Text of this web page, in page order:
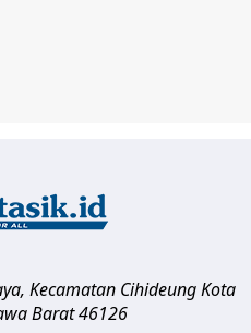
Kecamatan CihideungKota
Barat 46126